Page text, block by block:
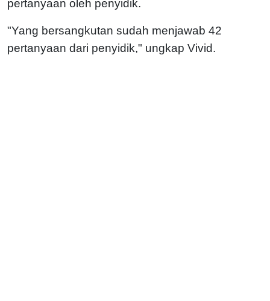
pertanyaan oleh penyidik.
"Yang bersangkutan sudah menjawab 42
pertanyaan dari penyidik," ungkap Vivid.